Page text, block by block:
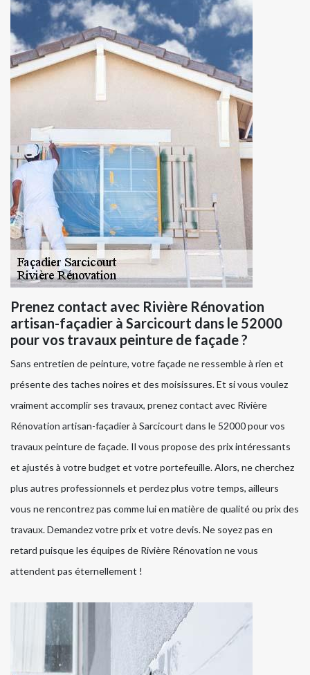
Prenez contact avec Rivière Rénovation
artisan-façadier à Sarcicourt dans le 52000
pour vos travaux peinture de façade ?
Sans entretien de peinture, votre façade ne ressemble à rien et
présente des taches noires et des moisissures. Et si vous voulez
vraiment accomplir ses travaux, prenez contact avec Rivière
Rénovation artisan-façadier à Sarcicourt dans le 52000 pour vos
travaux peinture de façade. Il vous propose des prix intéressants
et ajustés à votre budget et votre portefeuille. Alors, ne cherchez
plus autres professionnels et perdez plus votre temps, ailleurs
vous ne rencontrez pas comme lui en matière de qualité ou prix des
travaux. Demandez votre prix et votre devis. Ne soyez pas en
retard puisque les équipes de Rivière Rénovation ne vous
attendent pas éternellement !